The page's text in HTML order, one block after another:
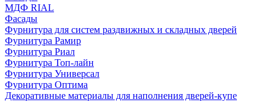
МДФ RIAL
Фасады
Фурнитура для систем раздвижных и складных дверей
Фурнитура Рамир
Фурнитура Риал
Фурнитура Топ-лайн
Фурнитура Универсал
Фурнитура Оптима
Декоративные материалы для наполнения дверей-купе